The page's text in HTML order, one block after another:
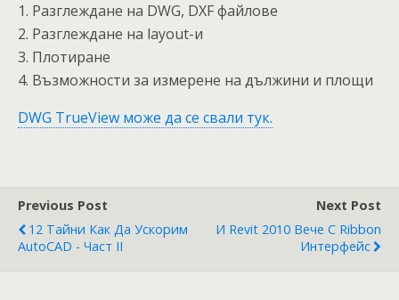
1. Разглеждане на DWG, DXF файлове
2. Разглеждане на layout-и
3. Плотиране
4. Възможности за измерене на дължини и площи
DWG TrueView може да се свали тук.
Previous Post
12 Тайни Как Да Ускорим
AutoCAD - Част II
Next Post
И Revit 2010 Вече С Ribbon
Интерфейс